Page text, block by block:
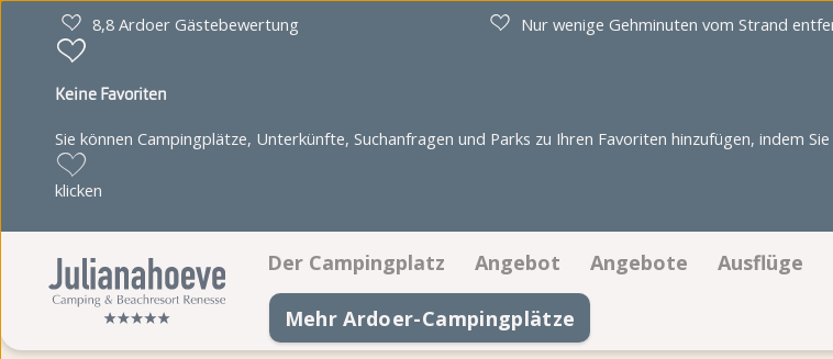
8,8 Ardoer Gästebewertung Nur wenige Gehminuten vom Strand
Keine Favoriten
Sie können Campingplätze, Unterkünfte, Suchanfragen und Parks zu Ihren Favoriten hinzufügen, indem
klicken
Der Campingplatz
Einrichtungen
Angebot
Stellplätze
Angebote Ausflüge
Mehr Ardoer-Campingplätze